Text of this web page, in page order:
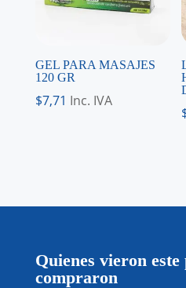
GEL PARA MASAJES
120 GR
$7,71 Inc. IVA
Quienes vieron
compraron